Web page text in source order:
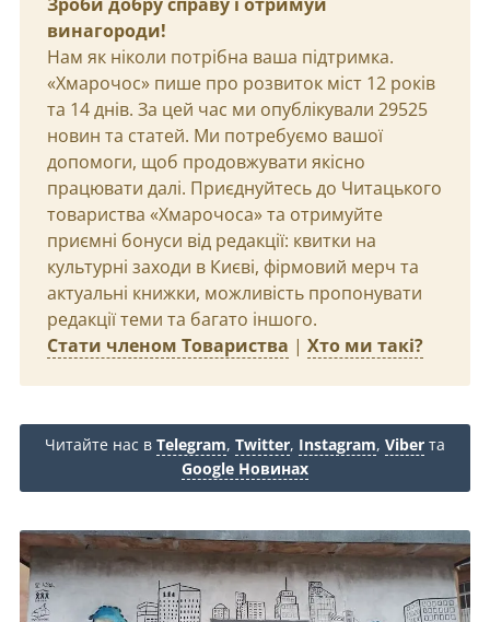
винагороди!
Нам як ніколи потрібна ваша підтримка.
«Хмарочос» пише про розвиток міст 12 років
та 14 днів. За цей час ми опублікували 29525
новин та статей. Ми потребуємо вашої
допомоги, щоб продовжувати якісно
працювати далі. Приєднуйтесь до Читацького
товариства «Хмарочоса» та отримуйте
приємні бонуси від редакції: квитки на
культурні заходи в Києві, фірмовий мерч та
актуальні книжки, можливість пропонувати
редакції теми та багато іншого.
Стати членом Товариства | Хто ми такі?
Читайте нас в Telegram, Twitter, Instagram, Viber та
Google Новинах